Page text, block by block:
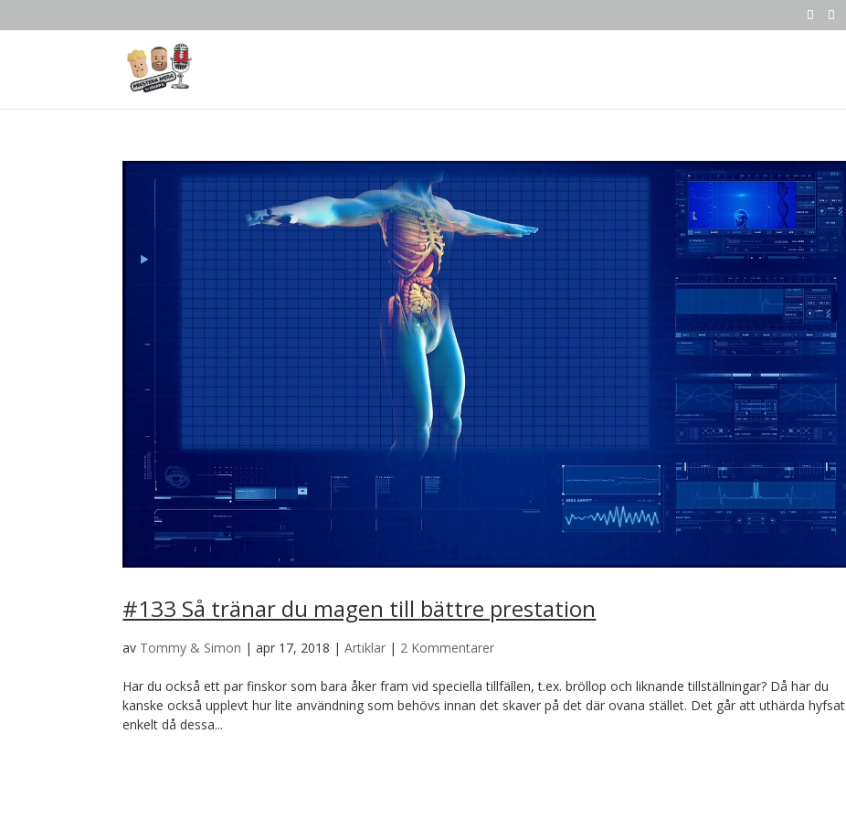
#133 Så tränar du magen till bättre prestation
av Tommy & Simon |apr 17, 2018 |Artiklar | 2 Kommentarer
Har du också ett par finskor som bara åker fram vid speciella tillfällen, t.ex. bröllop och liknande tillställningar? Då har du
kanske också upplevt hur lite användning som behövs innan det skaver på det där ovana stället. Det går att uthärda hyfsat
enkelt då dessa...